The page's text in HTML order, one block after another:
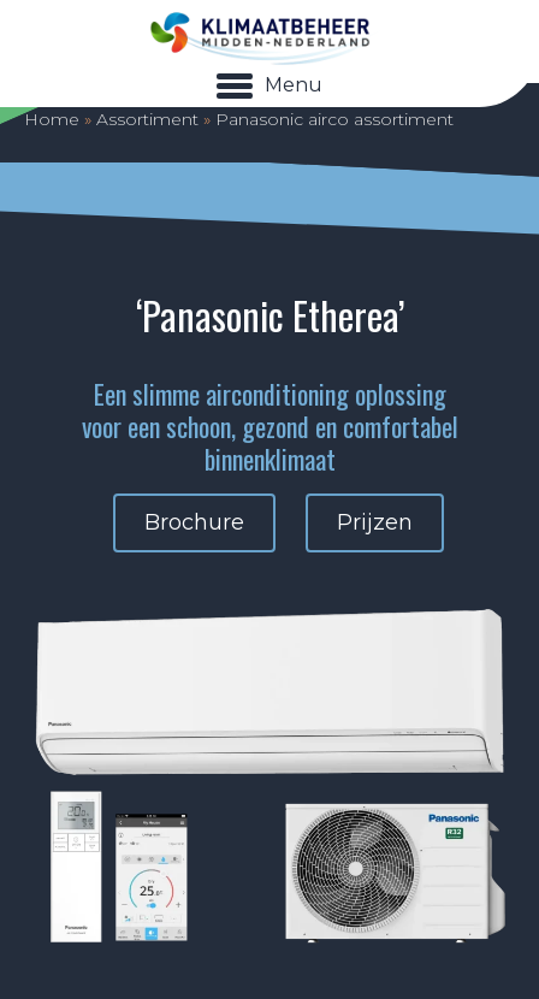
Menu
Home » Assortiment » Panasonic airco assortiment
‘Panasonic Etherea’
Een slimme airconditioning oplossing
voor een schoon, gezond en comfortabel
binnenklimaat
Brochure Prijzen